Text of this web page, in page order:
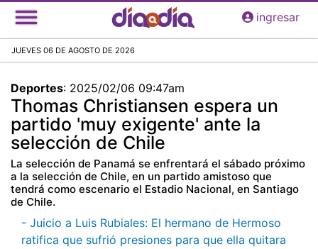
Pasar
al
principal
ingresar
JUEVES 06 DE AGOSTO DE 2026
Deportes: 2025/02/06 09:47am
Thomas Christiansen espera un
partido 'muy exigente' ante la
selección de Chile
La selección de Panamá se enfrentará el sábado próximo
a la selección de Chile, en un partido amistoso que
tendrá como escenario el Estadio Nacional, en Santiago
de Chile.
- Juicio a Luis Rubiales: El hermano de Hermoso
ratifica que sufrió presiones para que ella quitara